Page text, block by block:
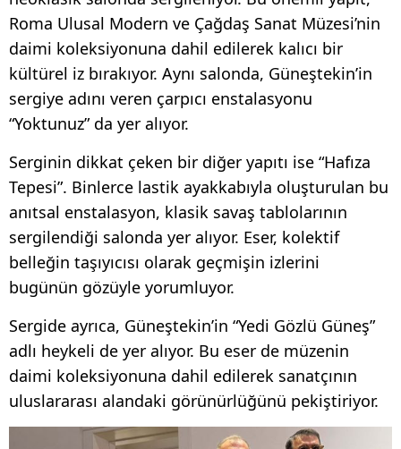
Roma Ulusal Modern ve Çağdaş Sanat Müzesi’nin
daimi koleksiyonuna dahil edilerek kalıcı bir
kültürel iz bırakıyor. Aynı salonda, Güneştekin’in
sergiye adını veren çarpıcı enstalasyonu
“Yoktunuz” da yer alıyor.
Serginin dikkat çeken bir diğer yapıtı ise “Hafıza
Tepesi”. Binlerce lastik ayakkabıyla oluşturulan bu
anıtsal enstalasyon, klasik savaş tablolarının
sergilendiği salonda yer alıyor. Eser, kolektif
belleğin taşıyıcısı olarak geçmişin izlerini
bugünün gözüyle yorumluyor.
Sergide ayrıca, Güneştekin’in “Yedi Gözlü Güneş”
adlı heykeli de yer alıyor. Bu eser de müzenin
daimi koleksiyonuna dahil edilerek sanatçının
uluslararası alandaki görünürlüğünü pekiştiriyor.